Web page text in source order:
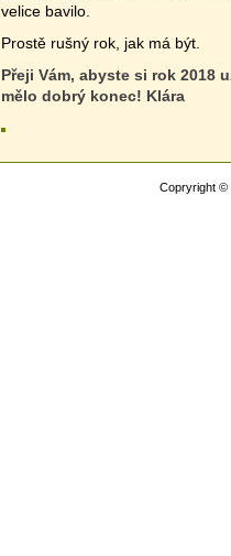
velice bavilo.
Prostě rušný rok, jak má být.
Přeji Vám, abyste si rok 2018
mělo dobrý konec! Klára
Copryright ©